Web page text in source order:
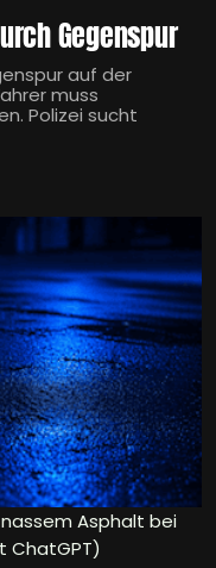
Gegenspur
auf der
muss
Polizei sucht
Asphalt bei
ChatGPT)